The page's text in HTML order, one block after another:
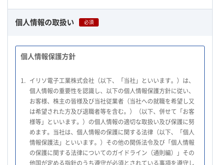
個人情報の取扱い 必須
個人情報保護方針
1. イリソ電子工業株式会社（以下、「当社」といいます。）は、
個人情報の重要性を認識し、以下の個人情報保護方針に従い、
お客様、株主の皆様及び当社従業者（当社への就職を希望し又
は希望された方及び退職者等を含む。）（以下、併せて「お客
様等」といいます。）の個人情報の適切な取扱い及び保護に努
めます。当社は、個人情報の保護に関する法律（以下、「個人
情報保護法」といいます。）その他の関係法令及び「個人情報
の保護に関する法律についてのガイドライン（通則編）」その
他国が定める指針のうち遵守が必須とされている事項を遵守し